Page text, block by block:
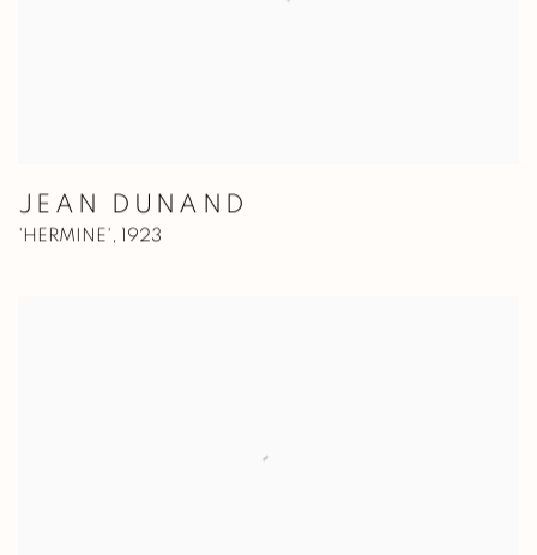
JEAN DUNAND
'HERMINE', 1923